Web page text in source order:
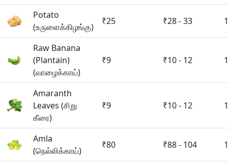
Potato
(உருளைக்கிழங்கு)
₹25 ₹28 - 33
Raw Banana
(Plantain)
(வாழைக்காய்)
₹9 ₹10 - 12
Amaranth
Leaves (சிறு
கீரை)
₹9 ₹10 - 12
Amla
(நெல்லிக்காய்)
₹80 ₹88 - 104